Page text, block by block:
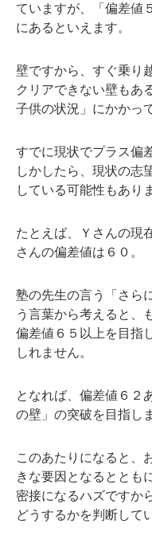
ていますが、「偏差値
にあるといえます。
壁ですから、すぐ乗り
クリアできない壁もあ
子供の状況」にかかっ
すでに現状でプラス偏
しかしたら、現状の志
している可能性もあり
たとえば、Ｙさんの現
さんの偏差値は６０。
塾の先生の言う「さら
う言葉から考えると、
偏差値６５以上を目指
しれません。
となれば、偏差値６２
の壁」の突破を目指し
このあたりになると、
きな要因となるととも
密接になるハズですか
どうするかを判断して